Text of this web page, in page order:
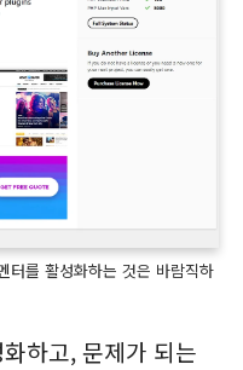
터를 활성화하는 것은 바람직하
하고, 문제가 되는